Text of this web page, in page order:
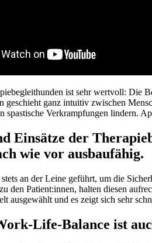
ist sehr wertvoll: Die
ganz intuitiv zwischen
spastische Verkrampfungen lindern.
Einsätze der
wie vor ausbaufähig.
an der Leine geführt, um die
den Patient:innen, halten diesen
ausgewählt und es zeigt sich sehr
Life-Balance ist